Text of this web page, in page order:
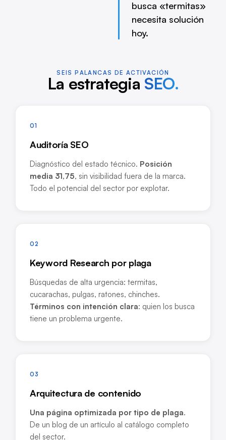
busca «termitas»
necesita solución
hoy.
SEIS PALANCAS DE ACTIVACIÓN
La estrategia SEO.
01
Auditoría SEO
Diagnóstico del estado técnico. Posición
media 31,75, sin visibilidad fuera de la marca.
Todo el potencial del sector por explotar.
02
Keyword Research por plaga
Búsquedas de alta urgencia: termitas,
cucarachas, pulgas, ratones, chinches.
Términos con intención clara: quien los busca
tiene un problema urgente.
03
Arquitectura de contenido
Una página optimizada por tipo de plaga.
De un blog de un artículo al catálogo completo
del sector.